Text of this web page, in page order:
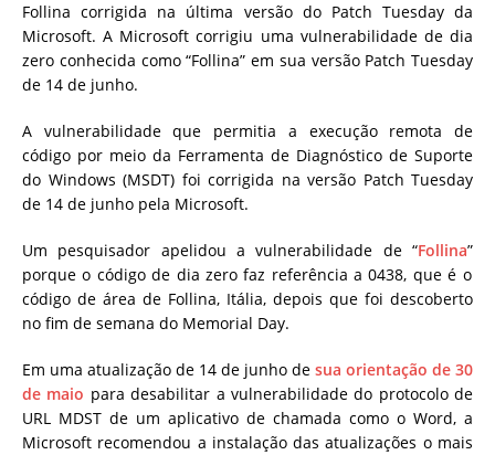
Follina corrigida na última versão do Patch Tuesday da
Microsoft. A Microsoft corrigiu uma vulnerabilidade de dia
zero conhecida como “Follina” em sua versão Patch Tuesday
de 14 de junho.
A vulnerabilidade que permitia a execução remota de
código por meio da Ferramenta de Diagnóstico de Suporte
do Windows (MSDT) foi corrigida na versão Patch Tuesday
de 14 de junho pela Microsoft.
Um pesquisador apelidou a vulnerabilidade de “Follina”
porque o código de dia zero faz referência a 0438, que é o
código de área de Follina, Itália, depois que foi descoberto
no fim de semana do Memorial Day.
Em uma atualização de 14 de junho de sua orientação de 30
de maio para desabilitar a vulnerabilidade do protocolo de
URL MDST de um aplicativo de chamada como o Word, a
Microsoft recomendou a instalação das atualizações o mais